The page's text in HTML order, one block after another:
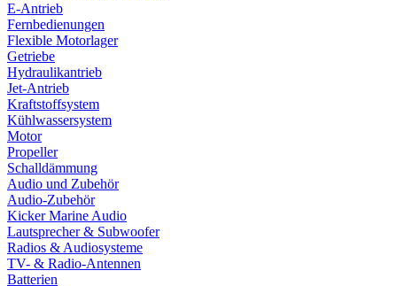
E-Antrieb
Fernbedienungen
Flexible Motorlager
Getriebe
Hydraulikantrieb
Jet-Antrieb
Kraftstoffsystem
Kühlwassersystem
Motor
Propeller
Schalldämmung
Audio und Zubehör
Audio-Zubehör
Kicker Marine Audio
Lautsprecher & Subwoofer
Radios & Audiosysteme
TV- & Radio-Antennen
Batterien